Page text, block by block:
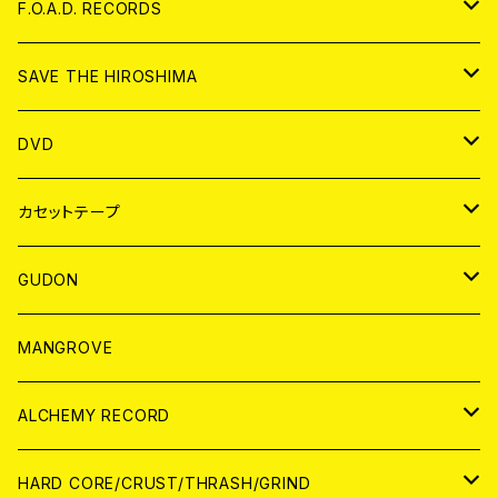
ANALOG
CD
ANALOG
F.O.A.D. RECORDS
CD
ANALOG
SAVE THE HIROSHIMA
アパレル
BADGE
DVD
JAPAN
WORLD
カセットテープ
JAPAN
WORLD
GUDON
アパレル
PATCH
アナログ
MANGROVE
ALCHEMY RECORD
CD
HARD CORE/CRUST/THRASH/GRIND